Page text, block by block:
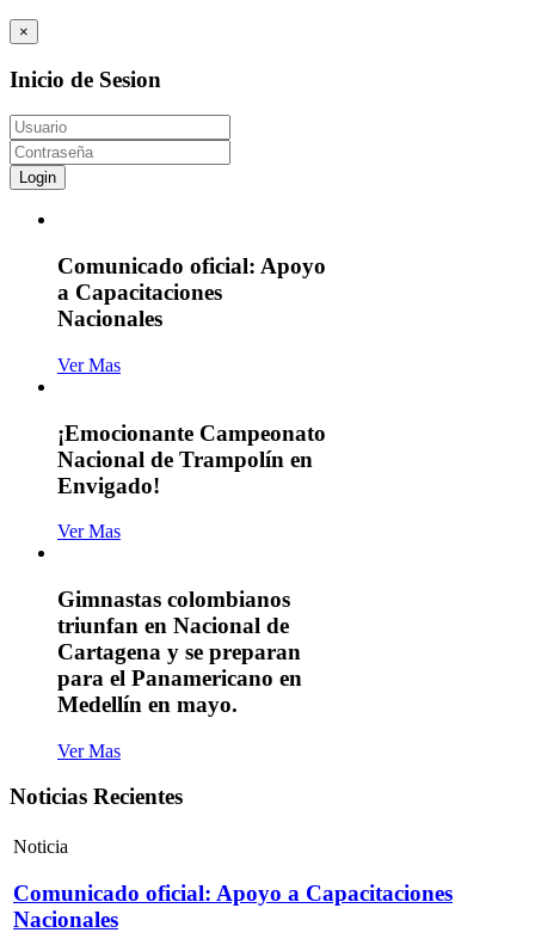
×
Inicio de Sesion
Login
Comunicado oficial: Apoyo
a Capacitaciones
Nacionales
Ver Mas
¡Emocionante Campeonato
Nacional de Trampolín en
Envigado!
Ver Mas
Gimnastas colombianos
triunfan en Nacional de
Cartagena y se preparan
para el Panamericano en
Medellín en mayo.
Ver Mas
Noticias Recientes
Noticia
Comunicado oficial: Apoyo a Capacitaciones
Nacionales